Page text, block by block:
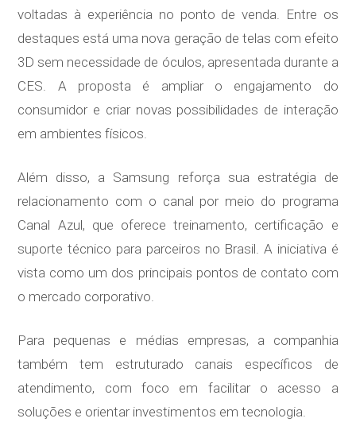
voltadas à experiência no ponto de venda. Entre os
destaques está uma nova geração de telas com efeito
3D sem necessidade de óculos, apresentada durante a
CES. A proposta é ampliar o engajamento do
consumidor e criar novas possibilidades de interação
em ambientes físicos.
Além disso, a Samsung reforça sua estratégia de
relacionamento com o canal por meio do programa
Canal Azul, que oferece treinamento, certificação e
suporte técnico para parceiros no Brasil. A iniciativa é
vista como um dos principais pontos de contato com
o mercado corporativo.
Para pequenas e médias empresas, a companhia
também tem estruturado canais específicos de
atendimento, com foco em facilitar o acesso a
soluções e orientar investimentos em tecnologia.